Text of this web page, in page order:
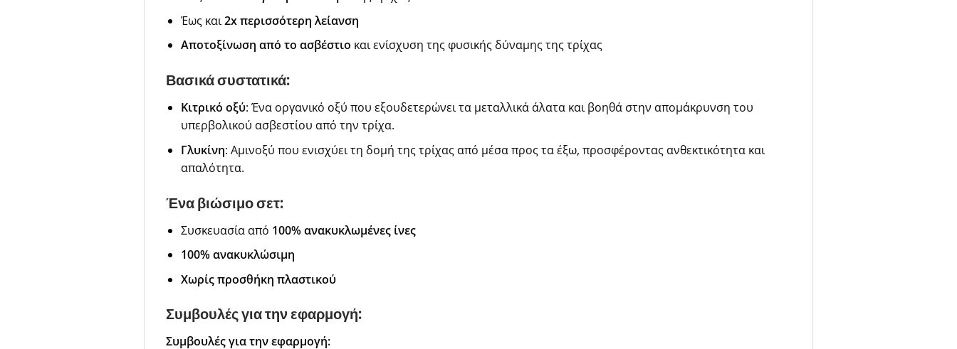
Έως και2x περισσότερη λείανση
Αποτοξίνωση από το ασβέστιο και ενίσχυση της φυσικής δύναμης της τρίχας
Βασικά συστατικά:
Κιτρικό οξύ: Ένα οργανικό οξύ που εξουδετερώνει τα μεταλλικά άλατα και βοηθά στην απομάκρυνση του
υπερβολικού ασβεστίου από την τρίχα.
Γλυκίνη: Αμινοξύ που ενισχύει τη δομή της τρίχας από μέσα προς τα έξω, προσφέροντας ανθεκτικότητα και
απαλότητα.
Ένα βιώσιμο σετ:
Συσκευασία από 100% ανακυκλωμένες ίνες
100% ανακυκλώσιμη
Χωρίς προσθήκη πλαστικού
Συμβουλές για την εφαρμογή:
Συμβουλές για την εφαρμογή: